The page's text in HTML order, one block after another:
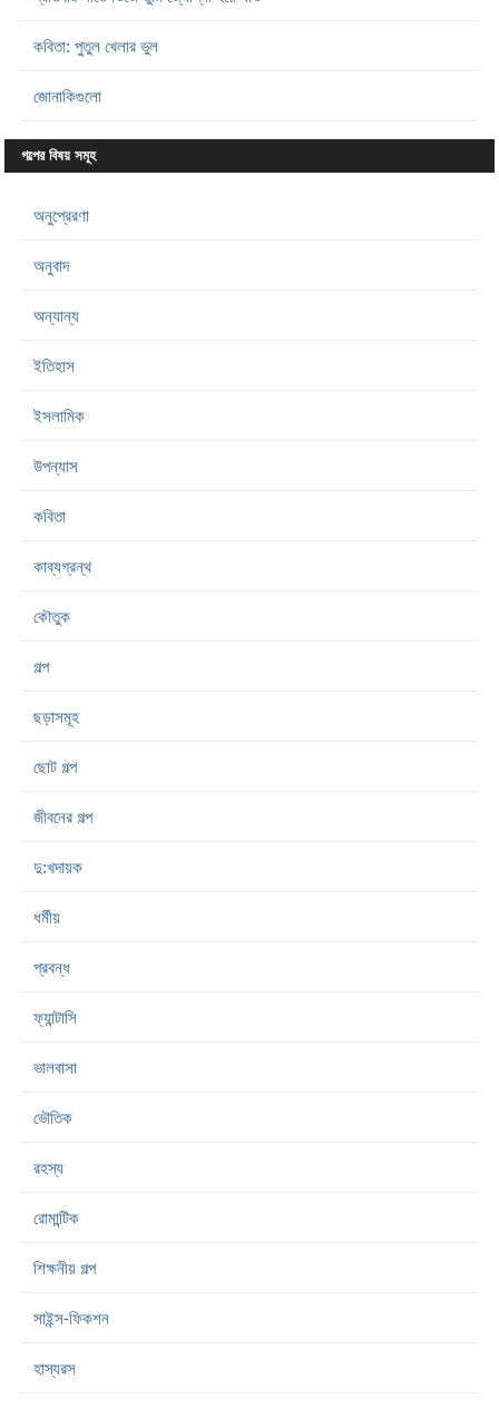
কবিতা: পুতুল খেলার ভুল
জোনাকিগুলো
গল্পের বিষয় সমূহ
অনুপ্রেরণা
অনুবাদ
অন্যান্য
ইতিহাস
ইসলামিক
উপন্যাস
কবিতা
কাব্যগ্রন্থ
কৌতুক
গল্প
ছড়াসমূহ
ছোট গল্প
জীবনের গল্প
দু:খদায়ক
ধর্মীয়
প্রবন্ধ
ফ্যান্টাসি
ভালবাসা
ভৌতিক
রহস্য
রোমান্টিক
শিক্ষনীয় গল্প
সাইন্স-ফিকশন
হাস্যরস